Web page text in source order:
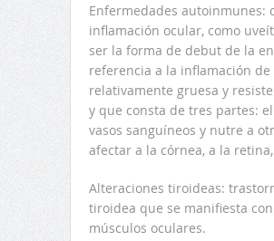
Enfermedades autoinmunes:
inflamación ocular, como
ser la forma de debut de la
referencia a la inflamación
relativamente gruesa y
y que consta de tres partes:
vasos sanguíneos y nutre a
afectar a la córnea, a la
Alteraciones tiroideas:
tiroidea que se manifiesta
músculos oculares.